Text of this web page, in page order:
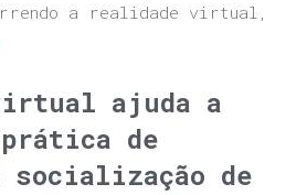
a realidade virtual,
ajuda a
prática de
de